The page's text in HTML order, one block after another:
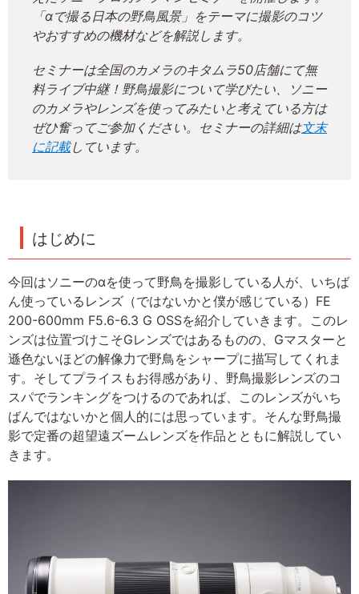
「αで撮る日本の野鳥風景」をテーマに撮影のコツ
やおすすめの機材などを解説します。
セミナーは全国のカメラのキタムラ50店舗にて無
料ライブ中継！野鳥撮影について学びたい、ソニー
のカメラやレンズを使ってみたいと考えている方は
ぜひ奮ってご参加ください。セミナーの詳細は文末
に記載しています。
はじめに
今回はソニーのαを使って野鳥を撮影している人が、いちば
ん使っているレンズ（ではないかと僕が感じている）FE
200-600mm F5.6-6.3 G OSSを紹介していきます。このレ
ンズは位置づけこそGレンズではあるものの、Gマスターと
遜色ないほどの解像力で野鳥をシャープに描写してくれま
す。そしてプライスもお得感があり、野鳥撮影レンズのコ
スパでランキングをつけるのであれば、このレンズがいち
ばんではないかと個人的には思っています。そんな野鳥撮
影で定番の超望遠ズームレンズを作品とともに解説してい
きます。